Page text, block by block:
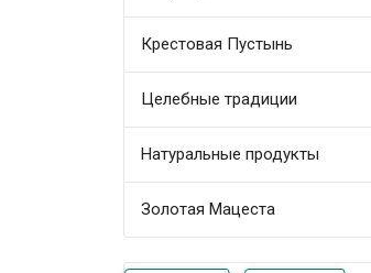
Крестовая Пустынь
Целебные традиции
Натуральные продукты
Золотая Мацеста